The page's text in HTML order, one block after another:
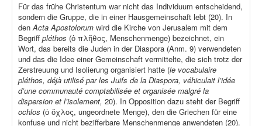
Für das frühe Christentum war nicht das Individuum entscheidend,
sondern die Gruppe, die in einer Hausgemeinschaft lebt (20). In
denActa Apostolorum wird die Kirche von Jerusalem mit dem
Begriff pléthos (ὁ πλῆθος, Menschenmenge) bezeichnet, ein
Wort, das bereits die Juden in der Diaspora (Anm. 9) verwendeten
und das die Idee einer Gemeinschaft vermittelte, die sich trotz der
Zerstreuung und Isolierung organisiert hatte (le vocabulaire
pléthos, déjà utilisé par les Juifs de la Diaspora, véhiculait l’idée
d’une communauté comptabilisée et organisée malgré la
dispersion et l’isolement, 20). In Opposition dazu steht der Begriff
ochlos (ὁ ὄχλος, ungeordnete Menge), den die Griechen für eine
konfuse und nicht bezifferbare Menschenmenge anwendeten (20).